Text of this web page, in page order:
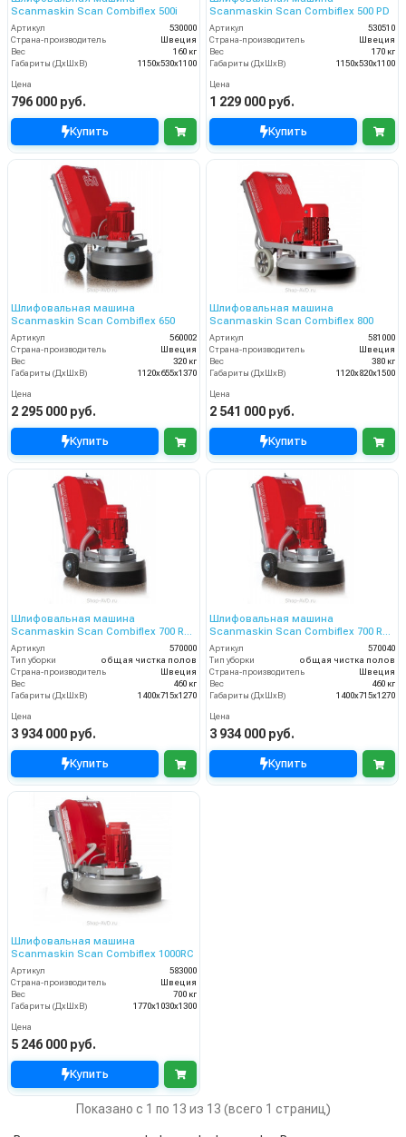
Scanmaskin Scan Combiflex 500i
Артикул
530000
Страна-производитель
Швеция
Вес
160 кг
Габариты (ДхШхВ)
1150х530х1100
Цена
796 000 руб.
Купить
Scanmaskin Scan Combiflex 500 PD
Артикул
530510
Страна-производитель
Швеция
Вес
170 кг
Габариты (ДхШхВ)
1150х530х1100
Цена
1 229 000 руб.
Купить
Шлифовальная машина
Scanmaskin Scan Combiflex 650
Артикул
560002
Страна-производитель
Швеция
Вес
320 кг
Габариты (ДхШхВ)
1120х655х1370
Цена
2 295 000 руб.
Купить
Шлифовальная машина
Scanmaskin Scan Combiflex 800
Артикул
581000
Страна-производитель
Швеция
Вес
380 кг
Габариты (ДхШхВ)
1120х820х1500
Цена
2 541 000 руб.
Купить
Шлифовальная машина
Scanmaskin Scan Combiflex 700 RC
(570000)
Артикул
570000
Тип уборки
общая чистка полов
Страна-производитель
Швеция
Вес
460 кг
Габариты (ДхШхВ)
1400х715х1270
Цена
3 934 000 руб.
Купить
Шлифовальная машина
Scanmaskin Scan Combiflex 700 RC
(570040)
Артикул
570040
Тип уборки
общая чистка полов
Страна-производитель
Швеция
Вес
460 кг
Габариты (ДхШхВ)
1400х715х1270
Цена
3 934 000 руб.
Купить
Шлифовальная машина
Scanmaskin Scan Combiflex 1000RC
Артикул
583000
Страна-производитель
Швеция
Вес
700 кг
Габариты (ДхШхВ)
1770х1030х1300
Цена
5 246 000 руб.
Купить
Показано с 1 по 13 из 13 (всего 1 страниц)